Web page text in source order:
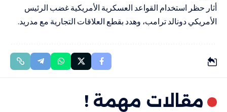
أثار حظر استخدام القواعد العسكرية الأمريكية غضب الرئيس
الأمريكي دونالد ترامب، وهدد بقطع العلاقات التجارية مع مدريد.
مقالات مهمة !